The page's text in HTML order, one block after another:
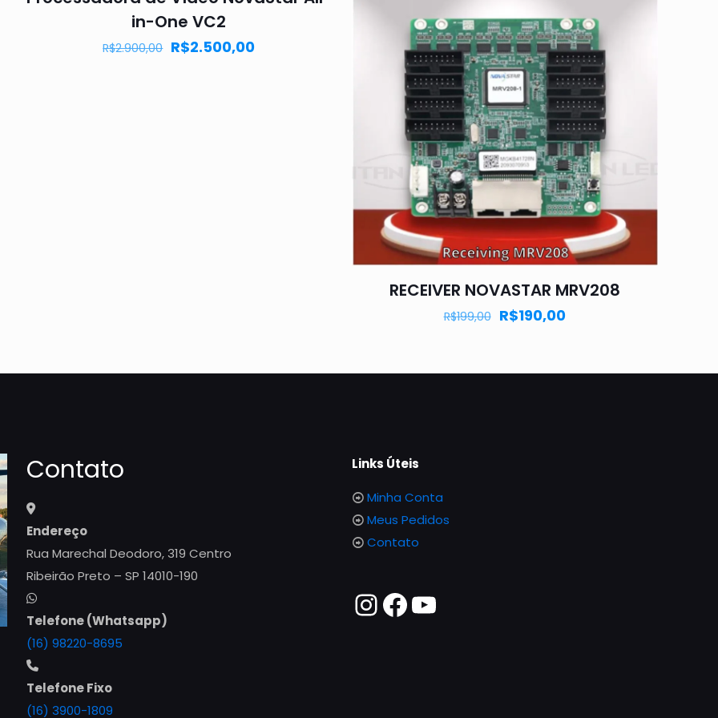
in-One VC2
R$2.900,00 R$2.500,00
RECEIVER NOVASTAR MRV208
R$199,00 R$190,00
Contato
Endereço
Rua Marechal Deodoro, 319 Centro
Ribeirão Preto – SP 14010-190
Telefone (Whatsapp)
(16) 98220-8695
Telefone Fixo
(16) 3900-1809
Links Úteis
Minha Conta
Meus Pedidos
Contato